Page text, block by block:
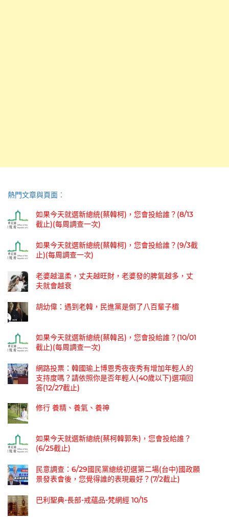
熱門文章與頁面︰
如果今天就選新總統(蔡韓柯)，您會投給誰？(8/13
截止)(每周調查一次)
如果今天就選新總統(蔡韓柯)，您會投給誰？(9/3截
止)(每周調查一次)
老婆越溫柔，丈夫越旺財，老婆發的脾氣越多，丈
夫就會越衰
胡幼偉：遇到老韓，民進黨是倒了八百輩子楣
如果今天就選新總統(蔡韓呂)，您會投給誰？(10/01
截止)(每周調查一次)
網路投票：韓國瑜上博恩秀夜夜秀有增加年輕人的
支持度嗎？請依照你是否年輕人(40歲以下)選項回
答(12/27截止)
修行 養精、養氣、養神
如果今天就選新總統(蔡柯韓郭朱)，您會投給誰？
(6/25截止)
民意調查：6/29國民黨總統初選第二場(台中)國政願
景發表會後，您覺得誰的表現最好？(7/2截止)
巴利聖典-長部-戒蘊品-梵網經 10/15